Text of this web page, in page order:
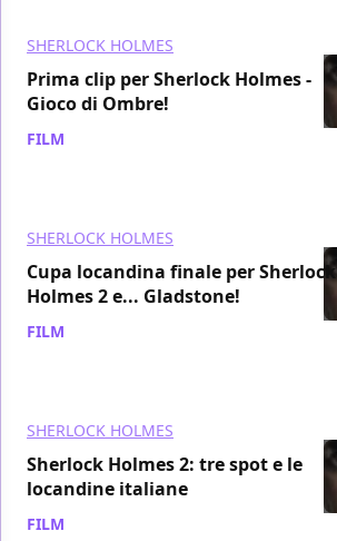
SHERLOCK HOLMES
Prima clip per Sherlock Holmes -
Gioco di Ombre!
FILM
SHERLOCK HOLMES
Cupa locandina finale per Sherlock
Holmes 2 e... Gladstone!
FILM
SHERLOCK HOLMES
Sherlock Holmes 2: tre spot e le
locandine italiane
FILM